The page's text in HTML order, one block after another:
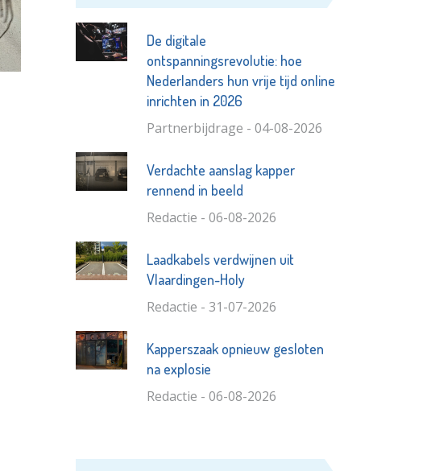
De digitale
ontspanningsrevolutie: hoe
Nederlanders hun vrije tijd online
inrichten in 2026
Partnerbijdrage - 04-08-2026
Verdachte aanslag kapper
rennend in beeld
Redactie - 06-08-2026
Laadkabels verdwijnen uit
Vlaardingen-Holy
Redactie - 31-07-2026
Kapperszaak opnieuw gesloten
na explosie
Redactie - 06-08-2026